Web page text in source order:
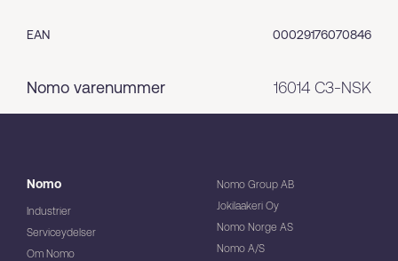
EAN 00029176070846
Nomo varenummer 16014 C3-NSK
Nomo
Industrier
Serviceydelser
Om Nomo
Nomo Group AB
Jokilaakeri Oy
Nomo Norge AS
Nomo A/S